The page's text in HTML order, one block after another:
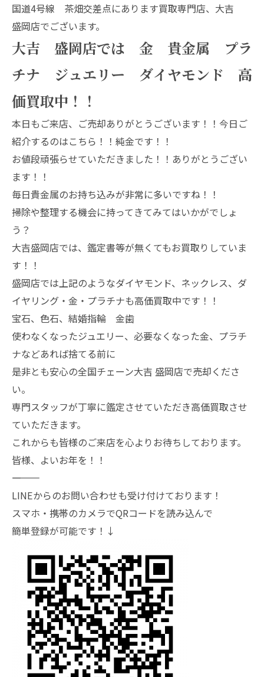
国道4号線 茶畑交差点にあります買取専門店、大吉
盛岡店でございます。
大吉 盛岡店では 金 貴金属 プラ
チナ ジュエリー ダイヤモンド 高
価買取中！！
本日もご来店、ご売却ありがとうございます！！今日ご
紹介するのはこちら！！純金です！！
お値段頑張らせていただきました！！ありがとうござい
ます！！
毎日貴金属のお持ち込みが非常に多いですね！！
掃除や整理する機会に持ってきてみてはいかがでしょ
う？
大吉盛岡店では、鑑定書等が無くてもお買取りしていま
す！！
盛岡店では上記のようなダイヤモンド、ネックレス、ダ
イヤリング・金・プラチナも高価買取中です！！
宝石、色石、結婚指輪 金歯
使わなくなったジュエリー、必要なくなった金、プラチ
ナなどあれば捨てる前に
是非とも安心の全国チェーン大吉 盛岡店で売却くださ
い。
専門スタッフが丁寧に鑑定させていただき高価買取させ
ていただきます。
これからも皆様のご来店を心よりお待ちしております。
皆様、よいお年を！！
―――――――
LINEからのお問い合わせも受け付けております！
スマホ・携帯のカメラでQRコードを読み込んで
簡単登録が可能です！↓